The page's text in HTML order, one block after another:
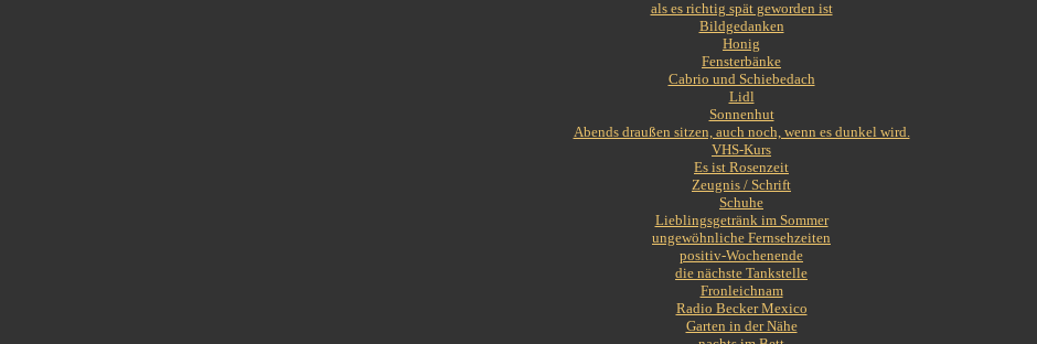
als es richtig spät geworden ist
Bildgedanken
Honig
Fensterbänke
Cabrio und Schiebedach
Lidl
Sonnenhut
Abends draußen sitzen, auch noch, wenn es dunkel wird.
VHS-Kurs
Es ist Rosenzeit
Zeugnis / Schrift
Schuhe
Lieblingsgetränk im Sommer
ungewöhnliche Fernsehzeiten
positiv-Wochenende
die nächste Tankstelle
Fronleichnam
Radio Becker Mexico
Garten in der Nähe